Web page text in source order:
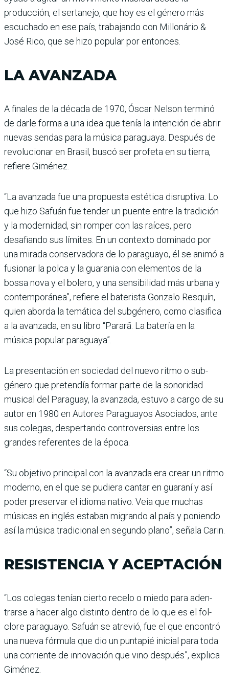
producción, el sertanejo, que hoy es el género más
escuchado en ese país, trabajando con Millonário &
José Rico, que se hizo popular por entonces.
LA AVANZADA
A finales de la década de 1970, Óscar Nelson terminó
de darle forma a una idea que tenía la intención de abrir
nuevas sendas para la música paraguaya. Después de
revo­lucionar en Brasil, buscó ser profeta en su tierra,
refiere Giménez.
“La avanzada fue una pro­puesta estética disruptiva. Lo
que hizo Safuán fue ten­der un puente entre la tra­dición
y la modernidad, sin romper con las raíces, pero
desafiando sus límites. En un contexto dominado por
una mirada conservadora de lo paraguayo, él se animó a
fusionar la polca y la guara­nia con elementos de la
bossa nova y el bolero, y una sen­sibilidad más urbana y
con­temporánea”, refiere el bate­rista Gonzalo Resquín,
quien aborda la temática del subgé­nero, como clasifica
a la avan­zada, en su libro “Pararã. La batería en la
música popular paraguaya”.
La presentación en socie­dad del nuevo ritmo o sub­
género que pretendía formar parte de la sonoridad
musical del Paraguay, la avanzada, estuvo a cargo de su
autor en 1980 en Autores Paraguayos Asociados, ante
sus colegas, despertando controversias entre los
grandes referentes de la época.
“Su objetivo principal con la avanzada era crear un ritmo
moderno, en el que se pudiera cantar en guaraní y así
poder preservar el idioma nativo. Veía que muchas
músicas en inglés estaban migrando al país y poniendo
así la música tradicional en segundo plano”, señala Carin.
RESISTENCIA Y ACEPTACIÓN
“Los colegas tenían cierto recelo o miedo para aden­
trarse a hacer algo distinto dentro de lo que es el fol­
clore paraguayo. Safuán se atrevió, fue el que encon­tró
una nueva fórmula que dio un puntapié inicial para toda
una corriente de innovación que vino después”, explica
Giménez.